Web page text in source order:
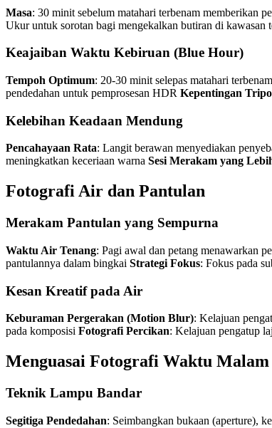
Masa: 30 minit sebelum matahari terbenam memberikan
Ukur untuk sorotan bagi mengekalkan butiran di kawasan
Keajaiban Waktu Kebiruan (Blue Hour)
Tempoh Optimum: 20-30 minit selepas matahari
pendedahan untuk pemprosesan HDR Kepentingan
Kelebihan Keadaan Mendung
Pencahayaan Rata: Langit berawan menyediakan
meningkatkan keceriaan warna Sesi Merakam yang
Fotografi Air dan Pantulan
Merakam Pantulan yang Sempurna
Waktu Air Tenang: Pagi awal dan petang menawarkan
pantulannya dalam bingkai Strategi Fokus: Fokus pada
Kesan Kreatif pada Air
Keburaman Pergerakan (Motion Blur): Kelajuan
pada komposisi Fotografi Percikan: Kelajuan pengatup
Menguasai Fotografi Waktu Malam
Teknik Lampu Bandar
Segitiga Pendedahan: Seimbangkan bukaan (aperture),